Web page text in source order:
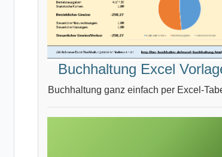
Buchhaltung Excel
Buchhaltung ganz einfach per Excel-